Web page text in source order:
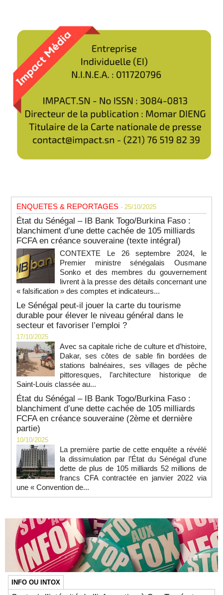
ENQUETES & REPORTAGES - 25/10/2025
État du Sénégal – IB Bank Togo/Burkina Faso :
blanchiment d’une dette cachée de 105 milliards
FCFA en créance souveraine (texte intégral)
CONTEXTE Le 26 septembre 2024, le
Premier ministre sénégalais Ousmane
Sonko et des membres du gouvernement
livrent à la presse des détails concernant une
« falsification » des comptes et indicateurs...
Le Sénégal peut-il jouer la carte du tourisme
durable pour élever le niveau général dans le
secteur et favoriser l’emploi ?
17/10/2025
Avec sa capitale riche de culture et d’histoire,
Dakar, ses côtes de sable fin bordées de
stations balnéaires, ses villages de pêche
pittoresques, l’architecture historique de
Saint-Louis classée au...
État du Sénégal – IB Bank Togo/Burkina Faso :
blanchiment d’une dette cachée de 105 milliards
FCFA en créance souveraine (2ème et dernière
partie)
10/10/2025
La première partie de cette enquête a révélé
la dissimulation par l’État du Sénégal d’une
dette de plus de 105 milliards 52 millions de
francs CFA contractée en janvier 2022 via
une « Convention de...
INFO OU INTOX